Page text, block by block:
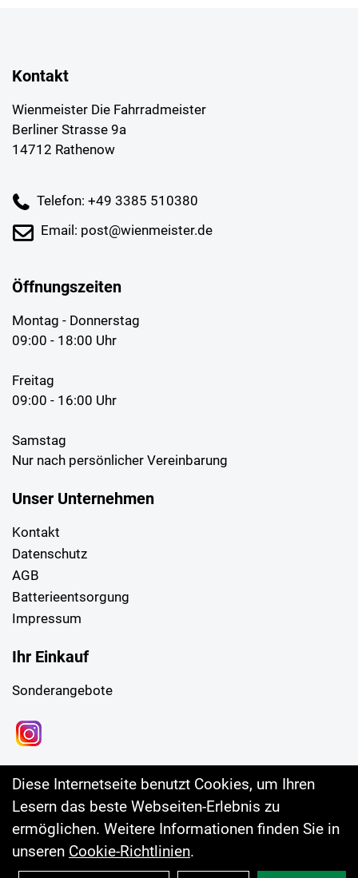
Kontakt
Wienmeister Die Fahrradmeister
Berliner Strasse 9a
14712 Rathenow
Telefon: +49 3385 510380
Email: post@wienmeister.de
Öffnungszeiten
Montag - Donnerstag
09:00 - 18:00 Uhr
Freitag
09:00 - 16:00 Uhr
Samstag
Nur nach persönlicher Vereinbarung
Unser Unternehmen
Kontakt
Datenschutz
AGB
Batterieentsorgung
Impressum
Ihr Einkauf
Sonderangebote
Diese Internetseite benutzt Cookies, um Ihren
Lesern das beste Webseiten-Erlebnis zu
ermöglichen. Weitere Informationen finden Sie in
unseren Cookie-Richtlinien.